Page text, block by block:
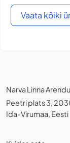
Vaata kõiki
Narva Linna
Peetri plats 3,
Ida-Virumaa, Eesti